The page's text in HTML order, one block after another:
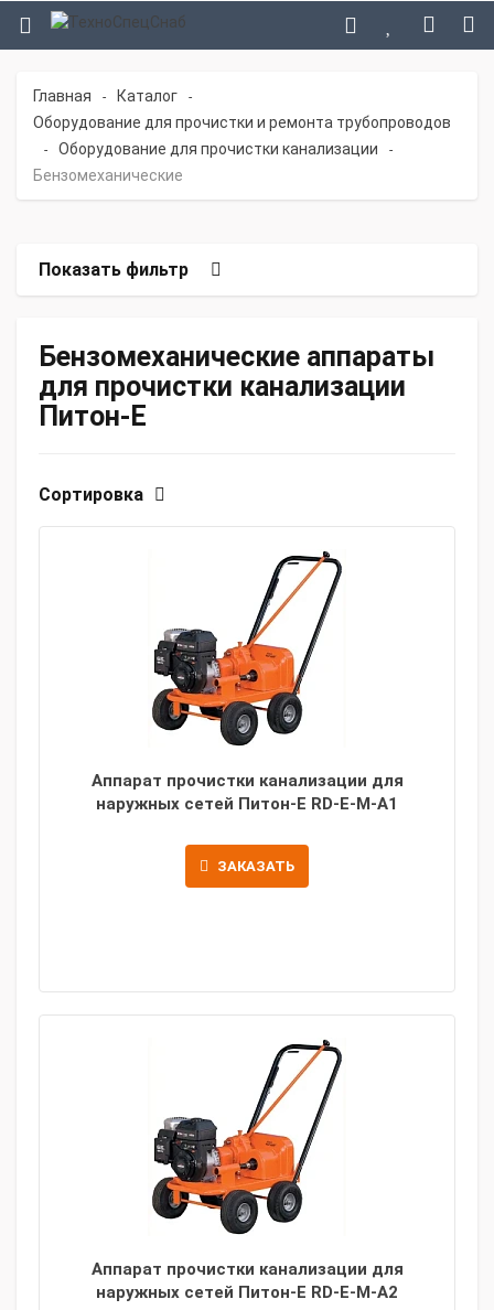
Главная - Каталог -
Оборудование для прочистки и ремонта трубопроводов
- Оборудование для прочистки канализации -
Бензомеханические
Показать фильтр
Бензомеханические аппараты
для прочистки канализации
Питон-Е
Сортировка
Аппарат прочистки канализации для
наружных сетей Питон-Е RD-E-M-A1
ЗАКАЗАТЬ
Аппарат прочистки канализации для
наружных сетей Питон-Е RD-E-M-A2